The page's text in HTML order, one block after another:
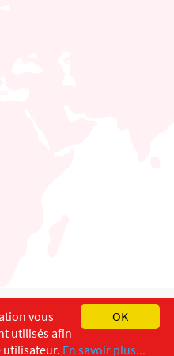
OK
vous
utilisés afin
utilisateur. En savoir plus...